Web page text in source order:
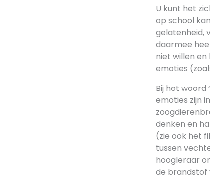
U kunt het
op school
gelatenheid,
daarmee
niet willen
emoties
Bij het woord
emoties zijn
denken en
(zie ook het
tussen
hoogleraar
de brandstof